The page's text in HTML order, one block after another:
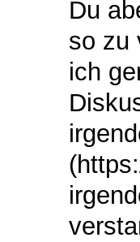
Du
so zu
ich